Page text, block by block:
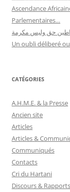
Ascendance
Parlementaires…
حق وليس مكرمة
Un oubli déliberé
CATÉGORIES
A.H.M.E. & la Presse
Ancien site
Articles
Articles &
Communiqués
Contacts
Cri du Hartani
Discours & Rapports